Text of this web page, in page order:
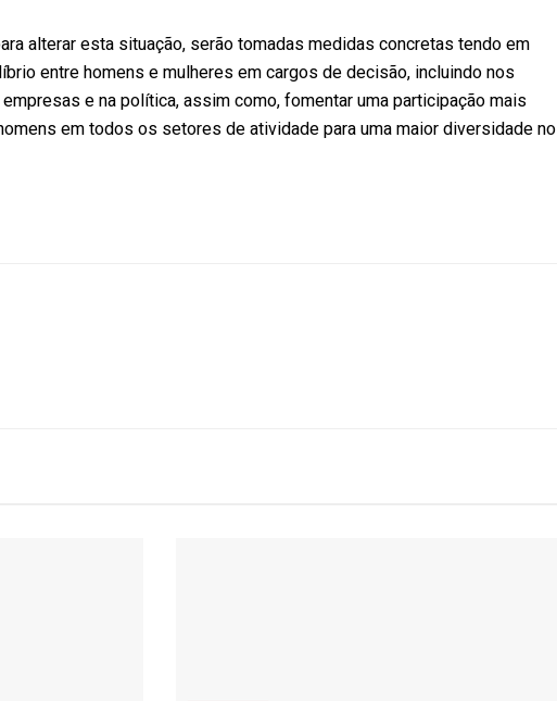
alterar esta situação, serão tomadas medidas concretas tendo em
entre homens e mulheres em cargos de decisão, incluindo nos
e na política, assim como, fomentar uma participação mais
em todos os setores de atividade para uma maior diversidade no